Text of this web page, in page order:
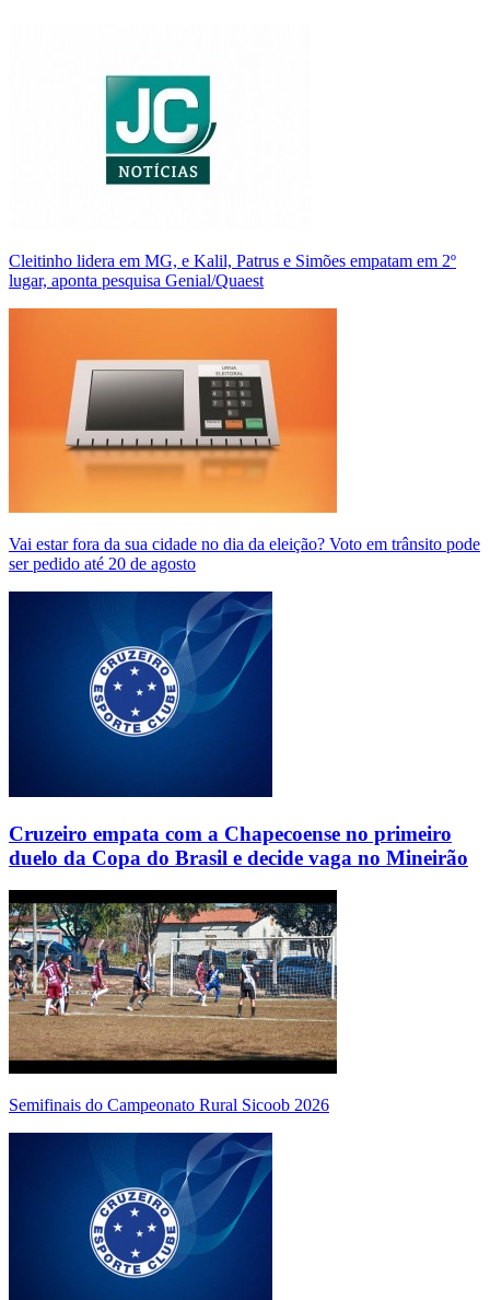
Cleitinho lidera em MG, e Kalil, Patrus e Simões empatam em 2º
lugar, aponta pesquisa Genial/Quaest
Vai estar fora da sua cidade no dia da eleição? Voto em trânsito pode
ser pedido até 20 de agosto
Cruzeiro empata com a Chapecoense no primeiro
duelo da Copa do Brasil e decide vaga no Mineirão
Semifinais do Campeonato Rural Sicoob 2026